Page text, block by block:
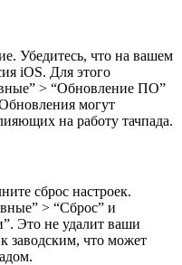
Убедитесь, что на вашем
iOS. Для этого
> “Обновление ПО”
могут
на работу тачпада.
сброс настроек.
> “Сброс” и
Это не удалит ваши
заводским, что может